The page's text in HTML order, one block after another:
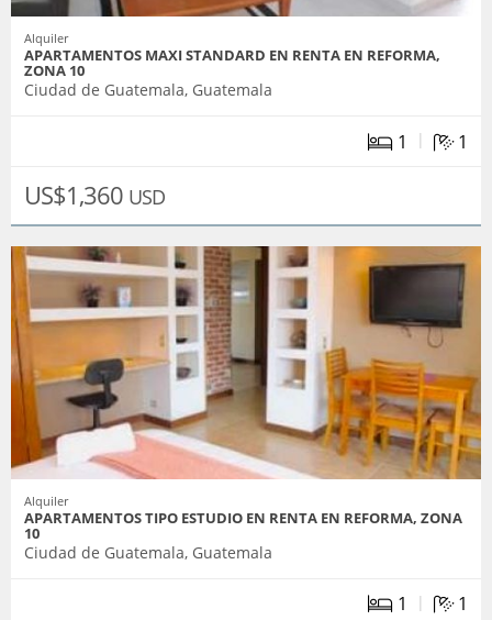
Alquiler
APARTAMENTOS MAXI STANDARD EN RENTA EN REFORMA,
ZONA 10
Ciudad de Guatemala, Guatemala
1 | 1
US$1,360 USD
Alquiler
APARTAMENTOS TIPO ESTUDIO EN RENTA EN REFORMA, ZONA
10
Ciudad de Guatemala, Guatemala
1 | 1